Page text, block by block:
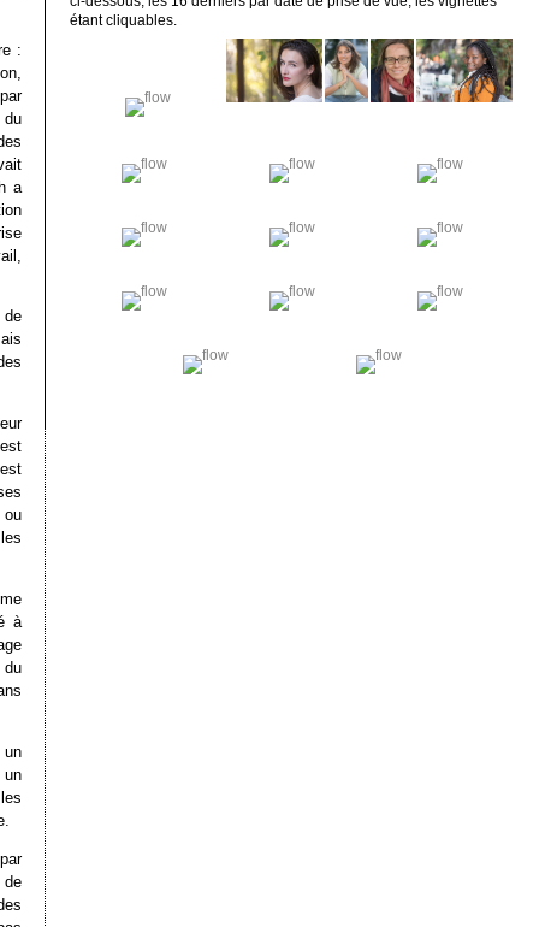
:
du
a
de
ou
à
du
un
un
de
étant cliquables.